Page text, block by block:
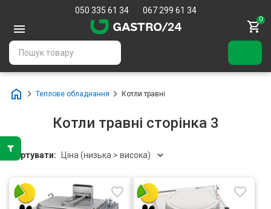
050 335 61 34 067 299 61 34
0
Теплове обладнання Котли травні
Котли травні сторінка 3
Сортувати: